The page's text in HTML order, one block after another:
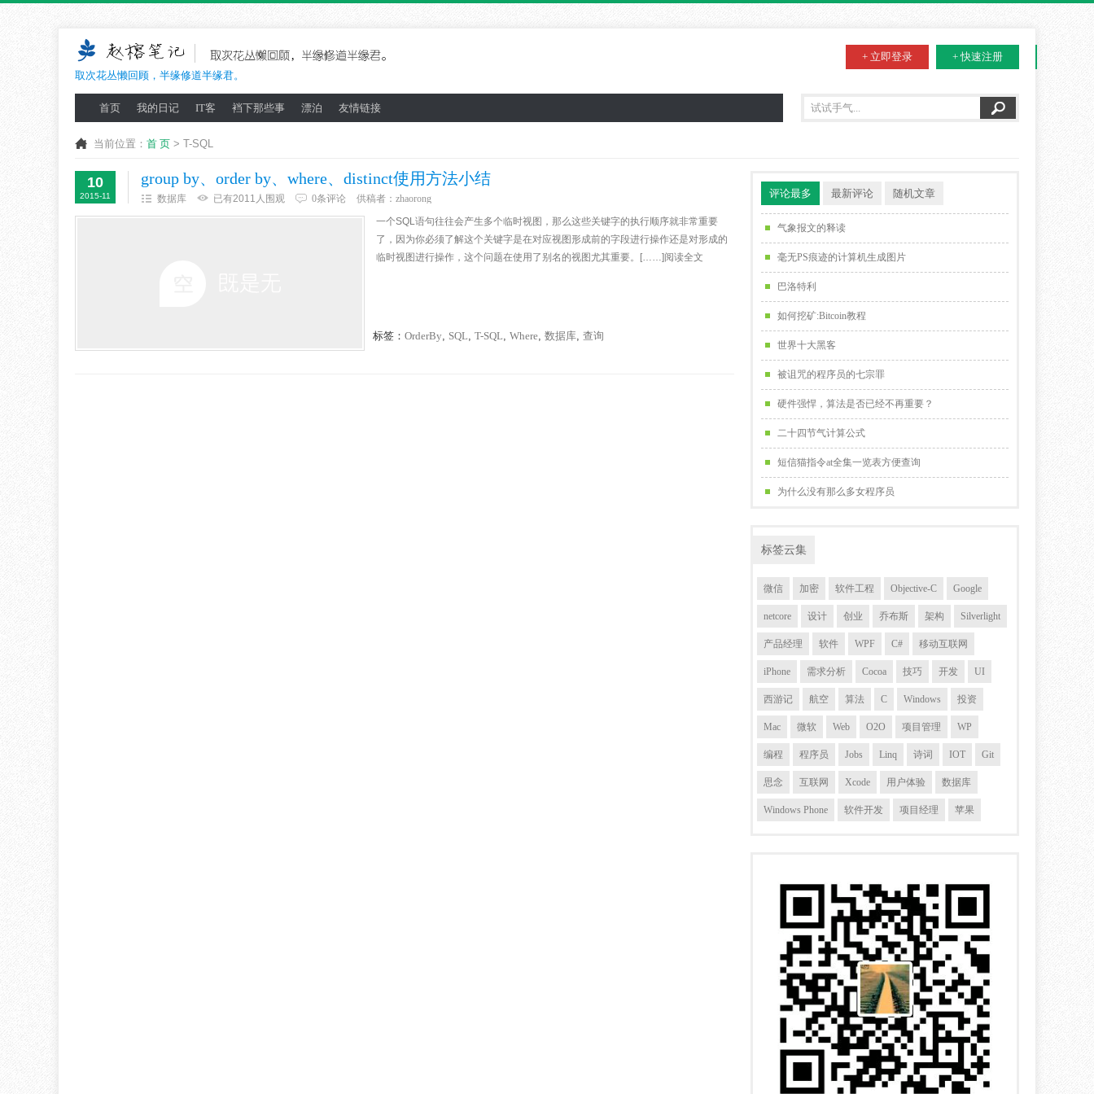
取次花丛懒回顾，半缘修道半缘君。
+ 立即登录 + 快速注册
首页 我的日记 IT客 裆下那些事 漂泊 友情链接
当前位置： 首 页 > T-SQL
10
2015-11
group by、order by、where、distinct使用方法小结
数据库 已有2011人围观 0条评论 供稿者： zhaorong
一个SQL语句往往会产生多个临时视图，那么这些关键字的执行顺序就非常重要
了，因为你必须了解这个关键字是在对应视图形成前的字段进行操作还是对形成的
临时视图进行操作，这个问题在使用了别名的视图尤其重要。[……]阅读全文
标签： OrderBy, SQL, T-SQL, Where, 数据库, 查询
评论最多 最新评论 随机文章
气象报文的释读
毫无PS痕迹的计算机生成图片
巴洛特利
如何挖矿:Bitcoin教程
世界十大黑客
被诅咒的程序员的七宗罪
硬件强悍，算法是否已经不再重要？
二十四节气计算公式
短信猫指令at全集一览表方便查询
为什么没有那么多女程序员
标签云集
微信 加密 软件工程 Objective-C Google
netcore 设计 创业 乔布斯 架构 Silverlight
产品经理 软件 WPF C# 移动互联网
iPhone 需求分析 Cocoa 技巧 开发 UI
西游记 航空 算法 C Windows 投资
Mac 微软 Web O2O 项目管理 WP
编程 程序员 Jobs Linq 诗词 IOT Git
思念 互联网 Xcode 用户体验 数据库
Windows Phone 软件开发 项目经理 苹果